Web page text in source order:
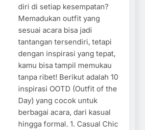
diri di setiap kesempatan?
Memadukan outfit yang
sesuai acara bisa jadi
tantangan tersendiri, tetapi
dengan inspirasi yang tepat,
kamu bisa tampil memukau
tanpa ribet! Berikut adalah 10
inspirasi OOTD (Outfit of the
Day) yang cocok untuk
berbagai acara, dari kasual
hingga formal. 1. Casual Chic